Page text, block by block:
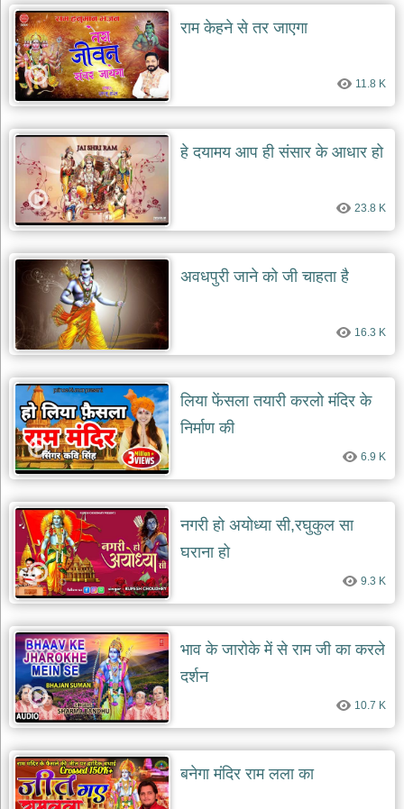
rani
sati
dadi
bhajans
बावा
लाल
दयाल
भजन
bawa
lal
dayal
bhajans
शनि
देव
भजन
dev
bhajans
का
भजन
of
the
day
भजन
जोड़ें
add
bhajans
राम केहने से तर जाएगा
11.8 K
हे दयामय आप ही संसार के आधार हो
23.8 K
अवधपुरी जाने को जी चाहता है
16.3 K
लिया फेंसला तयारी करलो मंदिर के
निर्माण की
6.9 K
नगरी हो अयोध्या सी,रघुकुल सा
घराना हो
9.3 K
भाव के जारोके में से राम जी का करले
दर्शन
10.7 K
बनेगा मंदिर राम लला का